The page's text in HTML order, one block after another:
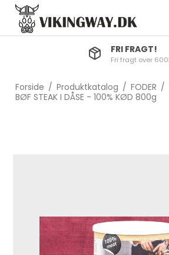
FRI FRAGT!
Fri fragt over
Forside / Produktkatalog / FODER /
BØF STEAK I DÅSE - 100% KØD 800g